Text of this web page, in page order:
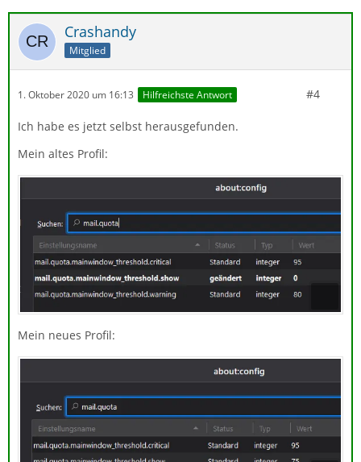
Crashandy
Mitglied
1. Oktober 2020 um 16:13 Hilfreichste Antwort #4
Ich habe es jetzt selbst herausgefunden.
Mein altes Profil:
Mein neues Profil: